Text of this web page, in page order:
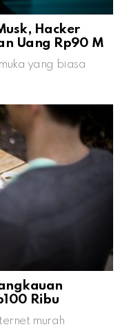
Hacker
Uang Rp90 M
yang biasa
Ribu
murah